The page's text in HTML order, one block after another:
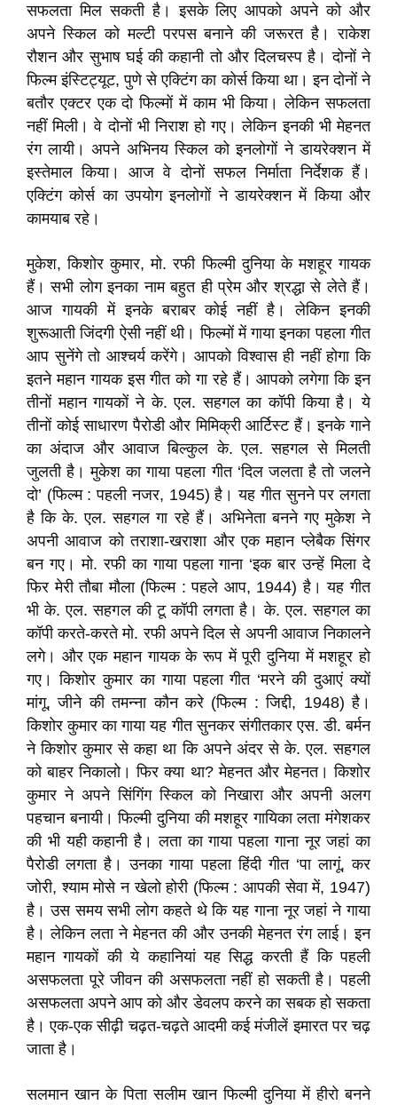
सफलता मिल सकती है। इसके लिए आपको अपने को और
अपने स्‍किल को मल्‍टी परपस बनाने की जरूरत है। राकेश
रौशन और सुभाष घई की कहानी तो और दिलचस्‍प है। दोनों ने
फिल्‍म इंस्‍टिट्यूट, पुणे से एक्‍टिंग का कोर्स किया था। इन दोनों ने
बतौर एक्‍टर एक दो फिल्‍मों में काम भी किया। लेकिन सफलता
नहीं मिली। वे दोनों भी निराश हो गए। लेकिन इनकी भी मेहनत
रंग लायी। अपने अभिनय स्‍किल को इनलोगों ने डायरेक्‍शन में
इस्‍तेमाल किया। आज वे दोनों सफल निर्माता निर्देशक हैं।
एक्‍टिंग कोर्स का उपयोग इनलोगों ने डायरेक्शन में किया और
कामयाब रहे।
मुकेश, किशोर कुमार, मो. रफी फिल्‍मी दुनिया के मशहूर गायक
हैं। सभी लोग इनका नाम बहुत ही प्रेम और श्रद्धा से लेते हैं।
आज गायकी में इनके बराबर कोई नहीं है। लेकिन इनकी
शुरूआती जिंदगी ऐसी नहीं थी। फिल्‍मों में गाया इनका पहला गीत
आप सुनेंगे तो आश्‍चर्य करेंगे। आपको विश्‍वास ही नहीं होगा कि
इतने महान गायक इस गीत को गा रहे हैं। आपको लगेगा कि इन
तीनों महान गायकों ने के. एल. सहगल का कॉपी किया है। ये
तीनों कोई साधारण पैरोडी और मिमिक्री आर्टिस्‍ट हैं। इनके गाने
का अंदाज और आवाज बिल्‍कुल के. एल. सहगल से मिलती
जुलती है। मुकेश का गाया पहला गीत ‘दिल जलता है तो जलने
दो’ (फिल्‍म : पहली नजर, 1945) है। यह गीत सुनने पर लगता
है कि के. एल. सहगल गा रहे हैं। अभिनेता बनने गए मुकेश ने
अपनी आवाज को तराशा-खराशा और एक महान प्‍लेबैक सिंगर
बन गए। मो. रफी का गाया पहला गाना ‘इक बार उन्‍हें मिला दे
फिर मेरी तौबा मौला (फिल्‍म : पहले आप, 1944) है। यह गीत
भी के. एल. सहगल की टू कॉपी लगता है। के. एल. सहगल का
कॉपी करते-करते मो. रफी अपने दिल से अपनी आवाज निकालने
लगे। और एक महान गायक के रूप में पूरी दुनिया में मशहूर हो
गए। किशोर कुमार का गाया पहला गीत ‘मरने की दुआएं क्‍यों
मांगू, जीने की तमन्‍ना कौन करे (फिल्‍म : जिद्दी, 1948) है।
किशोर कुमार का गाया यह गीत सुनकर संगीतकार एस. डी. बर्मन
ने किशोर कुमार से कहा था कि अपने अंदर से के. एल. सहगल
को बाहर निकालो। फिर क्‍या था? मेहनत और मेहनत। किशोर
कुमार ने अपने सिंगिंग स्‍किल को निखारा और अपनी अलग
पहचान बनायी। फिल्‍मी दुनिया की मशहूर गायिका लता मंगेशकर
की भी यही कहानी है। लता का गाया पहला गाना नूर जहां का
पैरोडी लगता है। उनका गाया पहला हिंदी गीत ‘पा लागूं, कर
जोरी, श्‍याम मोसे न खेलो होरी (फिल्‍म : आपकी सेवा में, 1947)
है। उस समय सभी लोग कहते थे कि यह गाना नूर जहां ने गाया
है। लेकिन लता ने मेहनत की और उनकी मेहनत रंग लाई। इन
महान गायकों की ये कहानियां यह सिद्ध करती हैं कि पहली
असफलता पूरे जीवन की असफलता नहीं हो सकती है। पहली
असफलता अपने आप को और डेवलप करने का सबक हो सकता
है। एक-एक सीढ़ी चढ़त-चढ़ते आदमी कई मंजीलें इमारत पर चढ़
जाता है।
सलमान खान के पिता सलीम खान फिल्‍मी दुनिया में हीरो बनने